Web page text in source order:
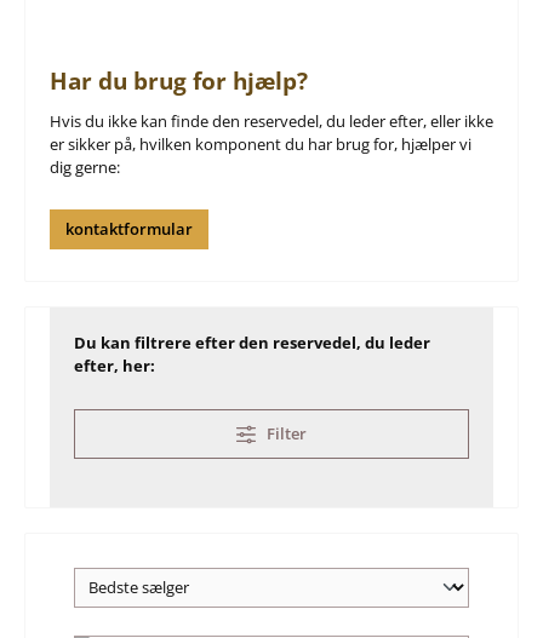
Har du brug for hjælp?
Hvis du ikke kan finde den reservedel, du leder efter, eller ikke
er sikker på, hvilken komponent du har brug for, hjælper vi
dig gerne:
kontaktformular
Du kan filtrere efter den reservedel, du leder
efter, her:
Filter